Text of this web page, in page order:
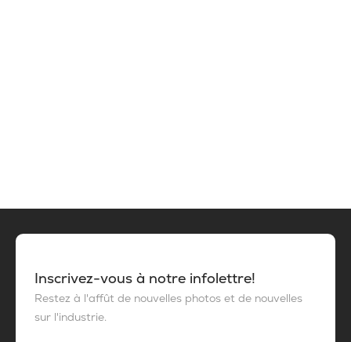
Inscrivez-vous à notre infolettre!
Restez à l'affût de nouvelles photos et de nouvelles
sur l'industrie.